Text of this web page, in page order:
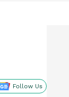
Follow Us